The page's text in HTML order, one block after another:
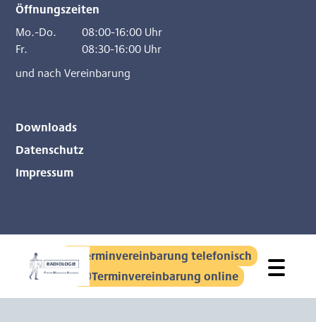
Öffnungszeiten
Mo.-Do.
08:00-16:00 Uhr
Fr.
08:30-16:00 Uhr
und nach Vereinbarung
Downloads
Datenschutz
Impressum
Terminvereinbarung telefonisch
Terminvereinbarung online